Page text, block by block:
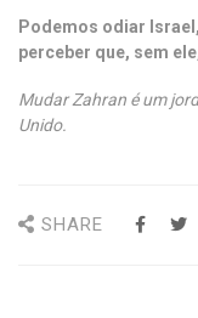
Podemos odiar
perceber que, sem
Mudar Zahran é um
Unido.
SHARE